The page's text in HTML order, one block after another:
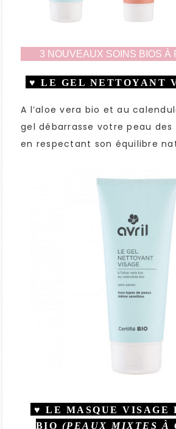
3 NOUVEAUX SOINS BIOS À
♥ LE GEL NETTOYANT
A l’aloe vera bio et au
gel débarrasse votre peau
en respectant son équilibre
♥ LE MASQUE VISAGE
BIO (PEAUX MIXTES À